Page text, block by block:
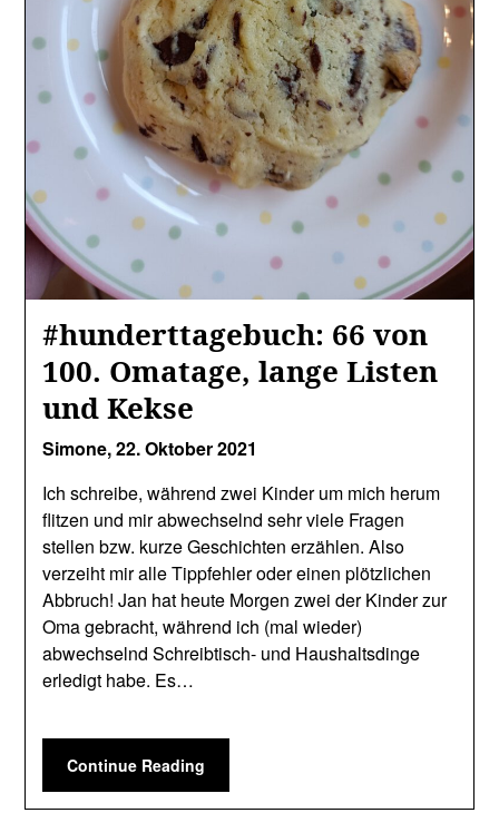
#hunderttagebuch: 66 von
100. Omatage, lange Listen
und Kekse
Simone,22. Oktober 2021
Ich schreibe, während zwei Kinder um mich herum
flitzen und mir abwechselnd sehr viele Fragen
stellen bzw. kurze Geschichten erzählen. Also
verzeiht mir alle Tippfehler oder einen plötzlichen
Abbruch! Jan hat heute Morgen zwei der Kinder zur
Oma gebracht, während ich (mal wieder)
abwechselnd Schreibtisch- und Haushaltsdinge
erledigt habe. Es…
Continue Reading